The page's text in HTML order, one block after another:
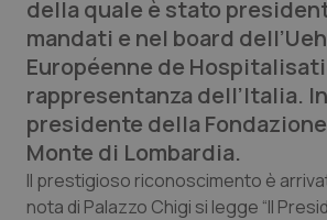
Professionisti Sanitari.AI
Abruzzo
Basilicata
Calabria
QS Pro Gold
Artrite & artrosi
Asma & BPCO
QS Club Newsletter
della quale è stato
mandati e nel board
Européenne de
rappresentanza dell’Italia.
presidente della
Monte di Lombardia.
Il prestigioso riconoscimento è
nota di Palazzo Chigi si legge “Il